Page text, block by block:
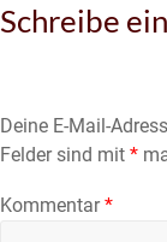
Schreibe
Deine E-Mail-
Felder sind mit *
Kommentar*